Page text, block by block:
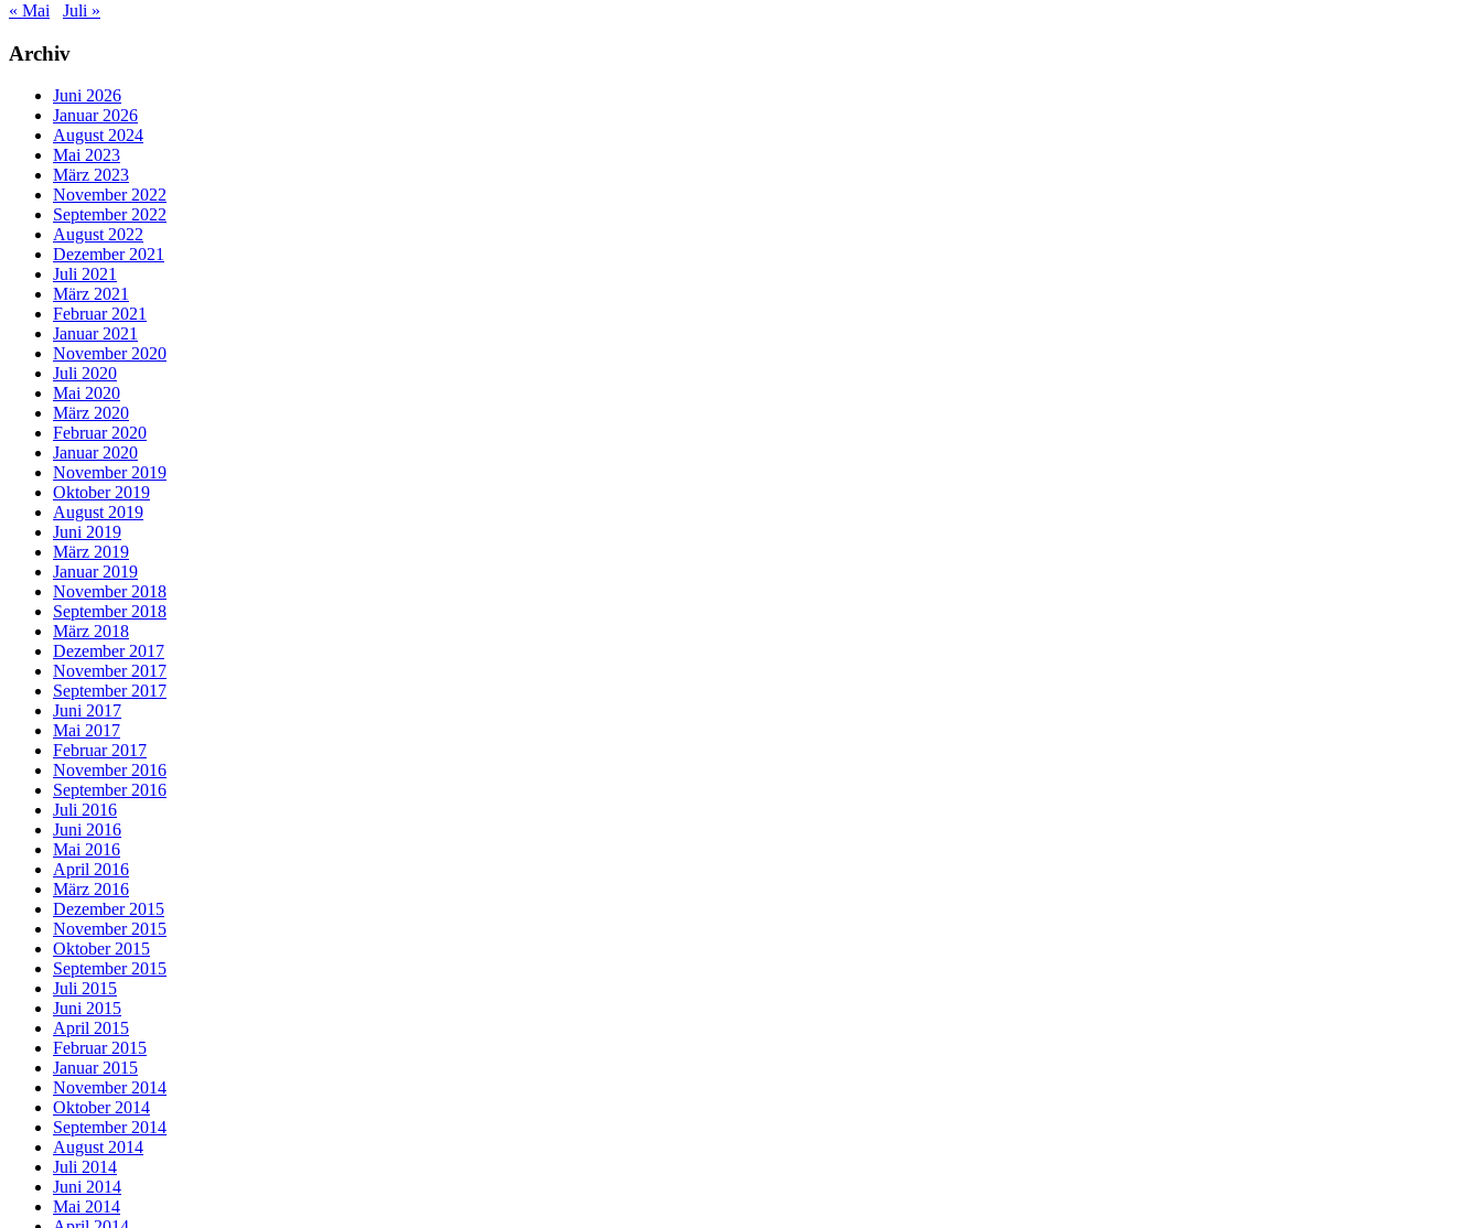
« Mai
Juli »
Archiv
Juni 2026
Januar 2026
August 2024
Mai 2023
März 2023
November 2022
September 2022
August 2022
Dezember 2021
Juli 2021
März 2021
Februar 2021
Januar 2021
November 2020
Juli 2020
Mai 2020
März 2020
Februar 2020
Januar 2020
November 2019
Oktober 2019
August 2019
Juni 2019
März 2019
Januar 2019
November 2018
September 2018
März 2018
Dezember 2017
November 2017
September 2017
Juni 2017
Mai 2017
Februar 2017
November 2016
September 2016
Juli 2016
Juni 2016
Mai 2016
April 2016
März 2016
Dezember 2015
November 2015
Oktober 2015
September 2015
Juli 2015
Juni 2015
April 2015
Februar 2015
Januar 2015
November 2014
Oktober 2014
September 2014
August 2014
Juli 2014
Juni 2014
Mai 2014